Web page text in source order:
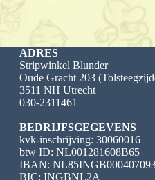
ADRES
Stripwinkel Blunder
Oude Gracht 203
3511 NH Utrecht
030-2311461
BEDRIJFSGEGEVENS
kvk-inschrijving: 30060016
btw ID: NL001281608B65
IBAN:
BIC: INGBNL2A